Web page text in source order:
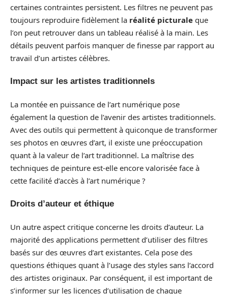
certaines contraintes persistent. Les filtres ne peuvent pas
toujours reproduire fidèlement la réalité picturale que
l’on peut retrouver dans un tableau réalisé à la main. Les
détails peuvent parfois manquer de finesse par rapport au
travail d’un artistes célèbres.
Impact sur les artistes traditionnels
La montée en puissance de l’art numérique pose
également la question de l’avenir des artistes traditionnels.
Avec des outils qui permettent à quiconque de transformer
ses photos en œuvres d’art, il existe une préoccupation
quant à la valeur de l’art traditionnel. La maîtrise des
techniques de peinture est-elle encore valorisée face à
cette facilité d’accès à l’art numérique ?
Droits d’auteur et éthique
Un autre aspect critique concerne les droits d’auteur. La
majorité des applications permettent d’utiliser des filtres
basés sur des œuvres d’art existantes. Cela pose des
questions éthiques quant à l’usage des styles sans l’accord
des artistes originaux. Par conséquent, il est important de
s’informer sur les licences d’utilisation de chaque